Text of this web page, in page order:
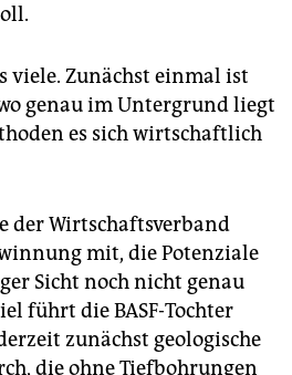
viele. Zunächst einmal ist
genau im Untergrund liegt
es sich wirtschaftlich
der Wirtschaftsverband
mit, die Potenziale
Sicht noch nicht genau
führt die BASF-Tochter
zunächst geologische
die ohne Tiefbohrungen